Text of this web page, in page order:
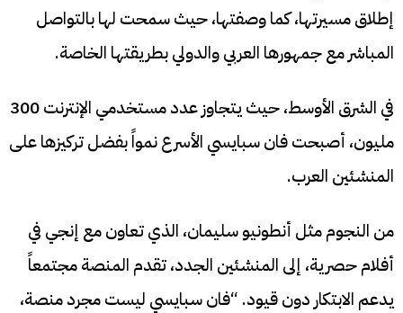
إطلاق مسيرتها، كما وصفتها، حيث سمحت لها بالتواصل
المباشر مع جمهورها العربي والدولي بطريقتها الخاصة.
في الشرق الأوسط، حيث يتجاوز عدد مستخدمي الإنترنت 300
مليون، أصبحت فان سبايسي الأسرع نمواً بفضل تركيزها على
المنشئين العرب.
من النجوم مثل أنطونيو سليمان، الذي تعاون مع إنجي في
أفلام حصرية، إلى المنشئين الجدد، تقدم المنصة مجتمعاً
يدعم الابتكار دون قيود. “فان سبايسي ليست مجرد منصة،